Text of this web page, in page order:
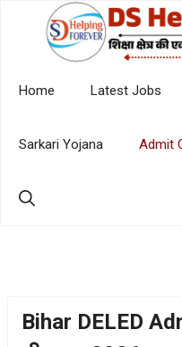
Home Latest Jobs
Sarkari Yojana Admit
Bihar DELED